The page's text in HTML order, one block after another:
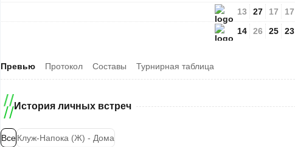
13
14
27
26
17
25
17
23
Превью Протокол Составы Турнирная таблица
История личных встреч
ВсеКлуж-Напока (Ж) - Дома